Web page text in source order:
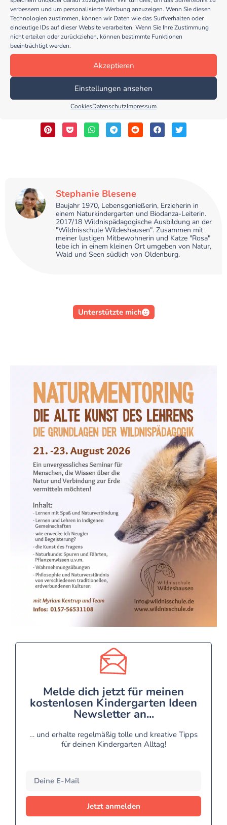
verbessern und um personalisierte Werbung anzuzeigen. Wenn Sie diesen
Technologien zustimmen, können wir Daten wie das Surfverhalten oder
eindeutige IDs auf dieser Website verarbeiten. Wenn Sie Ihre Zustimmung
nicht erteilen oder zurückziehen, können bestimmte Funktionen
beeinträchtigt werden.
Akzeptieren
Einstellungen ansehen
CookiesDatenschutzImpressum
Gestaltungstipp
Wenn du die Eichelkinder zu Weihnachten als
Baumschmuck aufhängen möchtest, klebe eine kleine
Schlaufe ins Walnussbettchen, BEVOR der Körper hinein
geklebt wird!
Teile diesen Beitrag
Stephanie Blesene
Baujahr 1970, Lebensgenießerin, Erzieherin in
einem Naturkindergarten und Biodanza-Leiterin.
2017/18 Wildnispädagogische Ausbildung an der
"Wildnisschule Wildeshausen". Zusammen mit
meiner lustigen Mitbewohnerin und Katze "Rosa"
lebe ich in einem kleinen Ort umgeben von Natur,
Wald und Seen südlich von Oldenburg.
Unterstützte mich
Melde dich jetzt für meinen
kostenlosen Kindergarten Ideen
Newsletter an...
… und erhalte regelmäßig tolle und kreative Tipps
für deinen Kindergarten Alltag!
Jetzt anmelden